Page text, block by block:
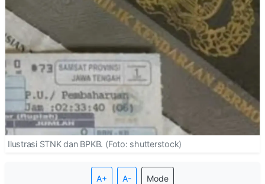
Ilustrasi STNK dan BPKB. (Foto: shutterstock)
A+ A- Mode